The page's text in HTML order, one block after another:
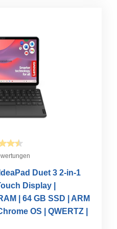
Duet 3 2-in-1
Display |
| 64 GB SSD | ARM
OS | QWERTZ |